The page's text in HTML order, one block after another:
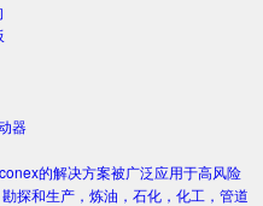
器
的解决方案被广泛应用于高风险
探和生产，炼油，石化，化工，管道